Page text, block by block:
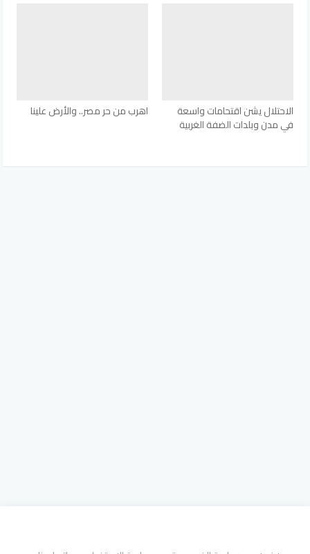
الاحتلال يشن اقتحامات واسعة
في مدن وبلدات الضفة الغربية
اهرب من حر مصر.. والأرض علينا